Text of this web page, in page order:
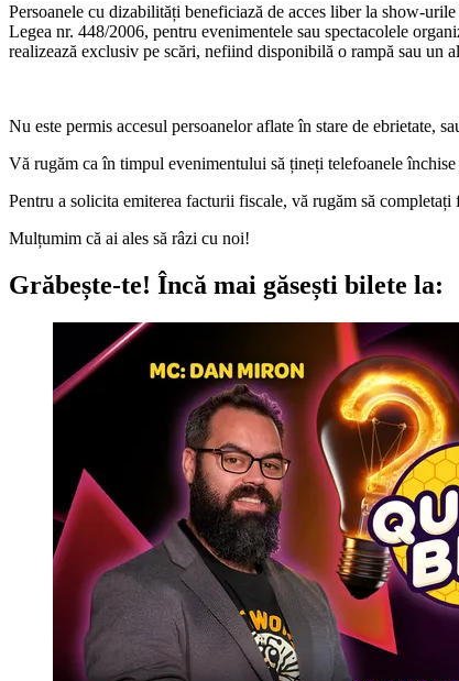
Persoanele cu dizabilități beneficiază de acces liber la show-
Legea nr. 448/2006, pentru evenimentele sau spectacolele
realizează exclusiv pe scări, nefiind disponibilă o rampă sau un
Nu este permis accesul persoanelor aflate în stare de ebrietate,
Vă rugăm ca în timpul evenimentului să țineți telefoanele
Pentru a solicita emiterea facturii fiscale, vă rugăm să
Mulțumim că ai ales să râzi cu noi!
Grăbește-te! Încă mai găsești bilete la: